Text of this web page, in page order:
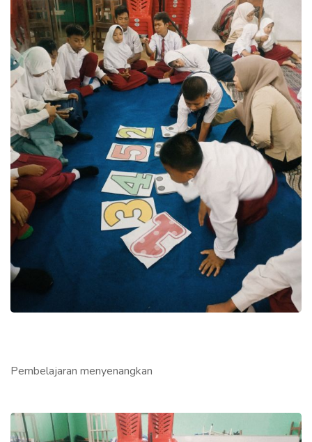
Pembelajaran menyenangkan